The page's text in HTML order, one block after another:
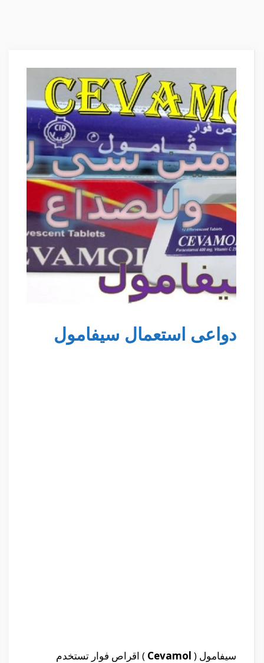
دواعى استعمال سيفامول
سيفامول ( Cevamol ) اقراص فوار تستخدم